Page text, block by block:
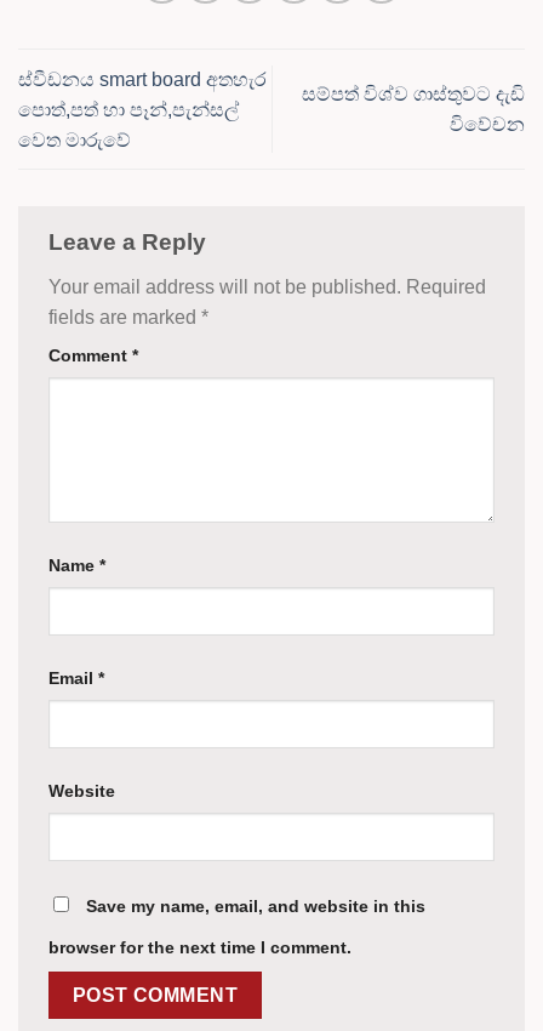
ස්වීඩනය smart board අතහැර
පොත්,පත් හා පෑන්,පැන්සල්
වෙත මාරුවේ
සම්පත් විශ්ව ගාස්තුවට දැඩි
විවේචන
Leave a Reply
Your email address will not be published. Required
fields are marked *
Comment *
Name *
Email *
Website
Save my name, email, and website in this
browser for the next time I comment.